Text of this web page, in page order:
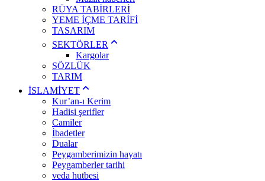
RÜYA TABİRLERİ
YEME İÇME TARİFİ
TASARIM
SEKTÖRLER
Kargolar
SÖZLÜK
TARIM
İSLAMİYET
Kur’an-ı Kerim
Hadisi şerifler
Camiler
İbadetler
Dualar
Peygamberimizin hayatı
Peygamberler tarihi
veda hutbesi